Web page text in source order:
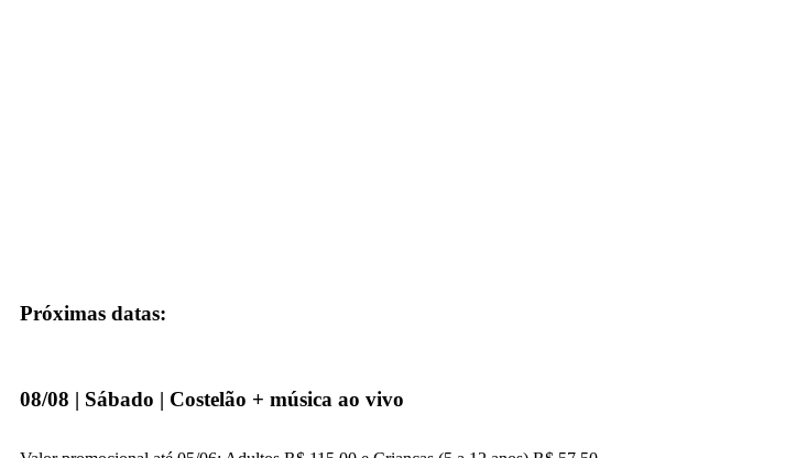
Próximas datas:
08/08 | Sábado | Costelão + música ao vivo